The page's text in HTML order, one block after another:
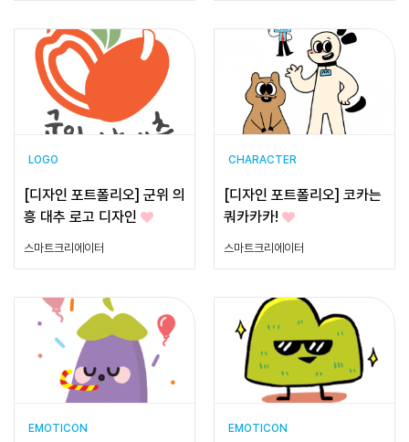
LOGO
[디자인 포트폴리오] 군위 의
흥 대추 로고 디자인
스마트크리에이터
CHARACTER
[디자인 포트폴리오] 코카는
쿼카카카!
스마트크리에이터
EMOTICON EMOTICON